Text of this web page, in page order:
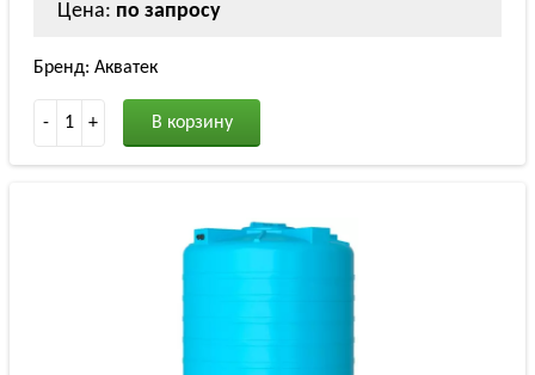
Цена: по запросу
Бренд: Акватек
- 1 + В корзину